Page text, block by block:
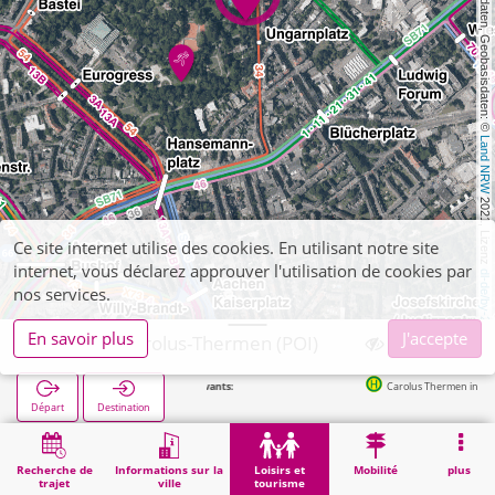
, Kartendaten, Geobasisdaten: ©
Land NRW
2021, Lizenz
dl-de/by-2-0
Recherche de
trajet
Informations sur la
ville
Loisirs et
tourisme
Mobilité plus
Aachen, Carolus-Thermen (POI)
Départ Destination
Carolus Thermen in 121m
Démarrage Loisirs et tourisme Aachen, Carolus-Thermen (POI)
Ce site internet utilise des cookies. En utilisant notre site
internet, vous déclarez approuver l'utilisation de cookies par
nos services.
En savoir plus
J'accepte